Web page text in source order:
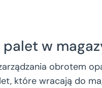
w
obrotem
które wracają do